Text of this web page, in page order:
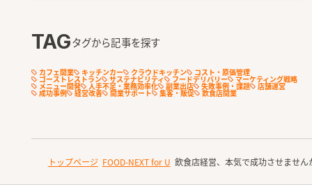
TAGタグから記事を探す
カフェ開業 キッチンカー クラウドキッチン コスト・原価管理
ゴーストレストラン サステナビリティ フードデリバリー マーケティング戦略
メニュー開発 人手不足・業務効率化 副業出店 失敗事例・課題 店舗運営
成功事例 経営改善 開業サポート 集客・販促 飲食店開業
トップページ FOOD-NEXT for U 飲食店経営、本気で成功させませ